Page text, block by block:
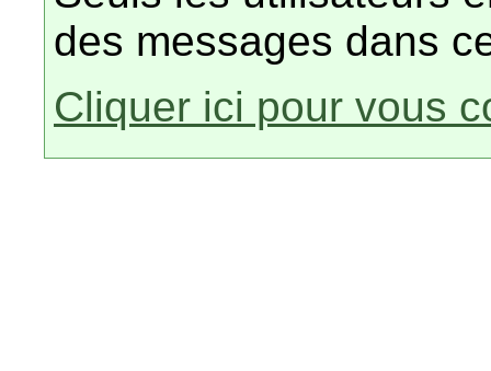
des messages dans
Cliquer ici pour vous